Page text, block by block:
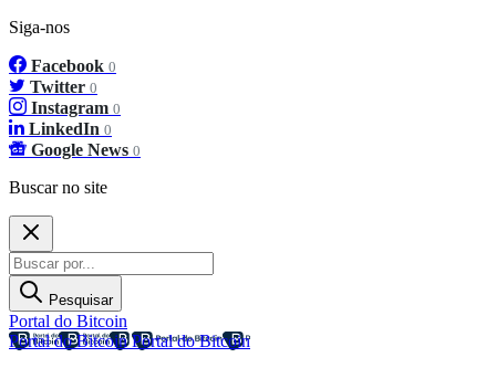
Siga-nos
Facebook 0
Twitter 0
Instagram 0
LinkedIn 0
Google News 0
Buscar no site
Pesquisar
Portal do Bitcoin
Portal do BitcoinPortal do Bitcoin